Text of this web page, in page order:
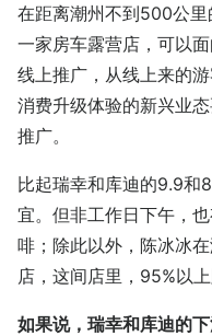
在距离潮州不到500公
一家房车露营店，可以
线上推广，从线上来的
消费升级体验的新兴业
推广。
比起瑞幸和库迪的9.9和
宜。但非工作日下午，
啡；除此以外，陈冰冰
店，这间店里，95%以上
如果说，瑞幸和库迪的